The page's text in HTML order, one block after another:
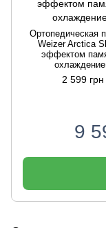
Ортопедическая
Weizer Arctica
эффектом
2 599 грн
9